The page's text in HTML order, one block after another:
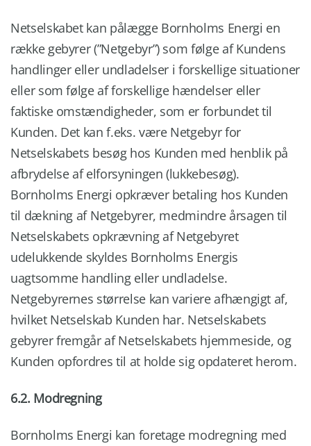
Netselskabet kan pålægge Bornholms Energi en
række gebyrer (”Netgebyr”) som følge af Kundens
handlinger eller undladelser i forskellige situationer
eller som følge af forskellige hændelser eller
faktiske omstændigheder, som er forbundet til
Kunden. Det kan f.eks. være Netgebyr for
Netselskabets besøg hos Kunden med henblik på
afbrydelse af elforsyningen (lukkebesøg).
Bornholms Energi opkræver betaling hos Kunden
til dækning af Netgebyrer, medmindre årsagen til
Netselskabets opkrævning af Netgebyret
udelukkende skyldes Bornholms Energis
uagtsomme handling eller undladelse.
Netgebyrernes størrelse kan variere afhængigt af,
hvilket Netselskab Kunden har. Netselskabets
gebyrer fremgår af Netselskabets hjemmeside, og
Kunden opfordres til at holde sig opdateret herom.
6.2. Modregning
Bornholms Energi kan foretage modregning med